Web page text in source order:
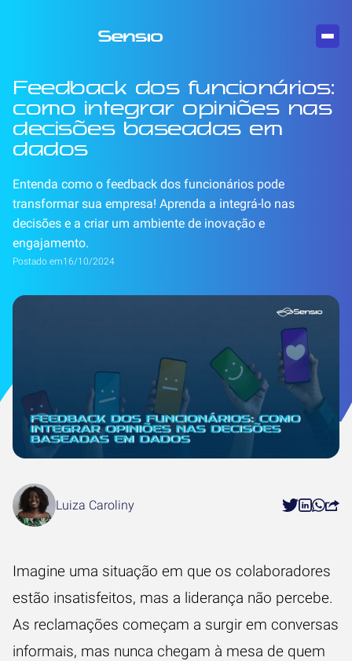
Feedback dos funcionários:
como integrar opiniões nas
decisões baseadas em
dados
Entenda como o feedback dos funcionários pode
transformar sua empresa! Aprenda a integrá-lo nas
decisões e a criar um ambiente de inovação e
engajamento.
Postado em16/10/2024
Luiza Caroliny
Imagine uma situação em que os colaboradores
estão insatisfeitos, mas a liderança não percebe.
As reclamações começam a surgir em conversas
informais, mas nunca chegam à mesa de quem